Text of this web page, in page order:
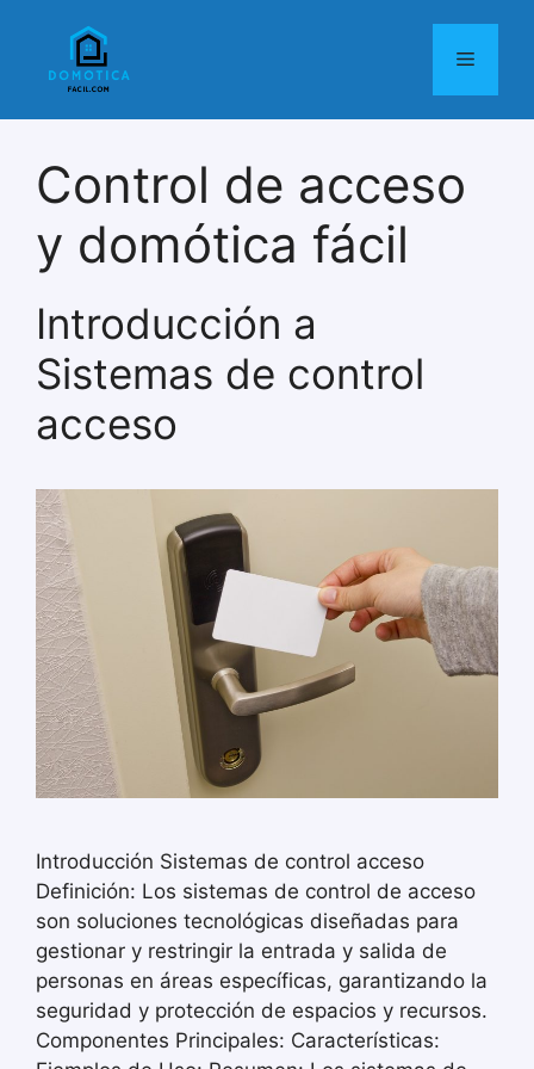
contenido
Menú
Control de acceso
y domótica fácil
Introducción a
Sistemas de control
acceso
Introducción Sistemas de control acceso
Definición: Los sistemas de control de acceso
son soluciones tecnológicas diseñadas para
gestionar y restringir la entrada y salida de
personas en áreas específicas, garantizando la
seguridad y protección de espacios y recursos.
Componentes Principales: Características: